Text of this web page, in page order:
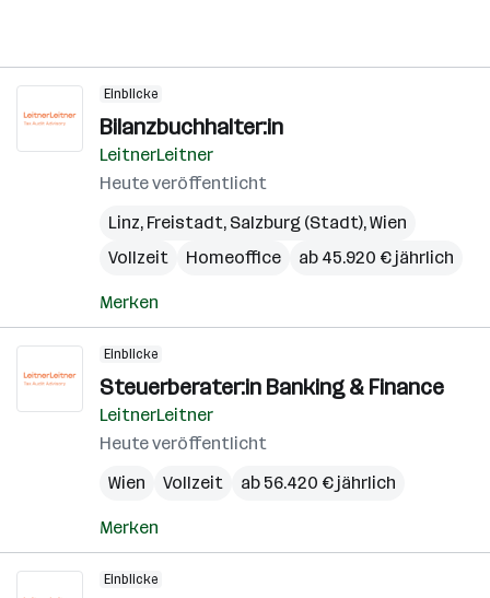
Einblicke
Bilanzbuchhalter:in
LeitnerLeitner
Heute veröffentlicht
Linz, Freistadt, Salzburg (Stadt),Wien
Vollzeit
Homeoffice ab 45.920 € jährlich
Merken
Einblicke
Steuerberater:in Banking & Finance
LeitnerLeitner
Heute veröffentlicht
Wien
Vollzeit ab 56.420 € jährlich
Merken
Einblicke